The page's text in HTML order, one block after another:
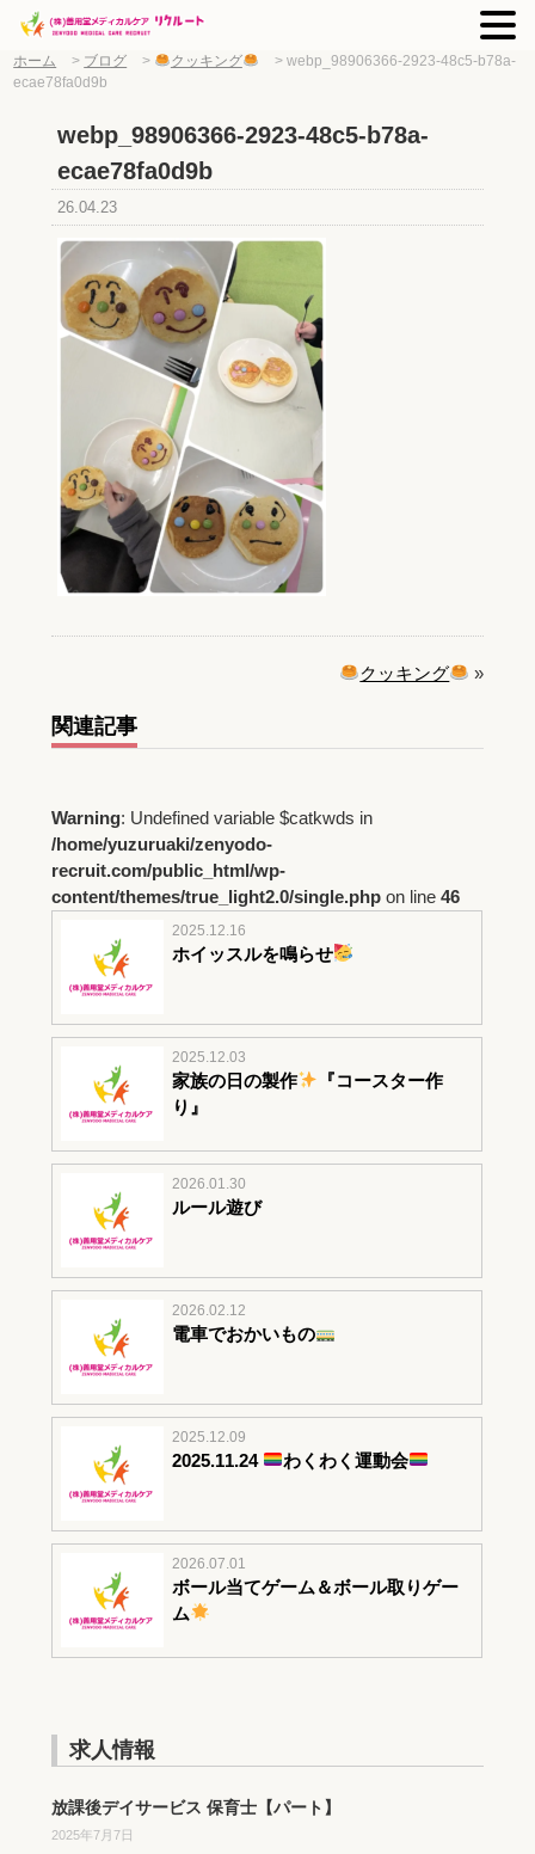
ホーム > ブログ > クッキング > webp_98906366-2923-48c5-b78a-
ecae78fa0d9b
webp_98906366-2923-48c5-b78a-
ecae78fa0d9b
26.04.23
クッキング »
関連記事
Warning: Undefined variable $catkwds in
/home/yuzuruaki/zenyodo-
recruit.com/public_html/wp-
content/themes/true_light2.0/single.phpon line 46
2025.12.16
ホイッスルを鳴らせ
2025.12.03
家族の日の製作
『コースター作
り』
2026.01.30
ルール遊び
2026.02.12
電車でおかいもの
2025.12.09
2025.11.24 わくわく運動会
2026.07.01
ボール当てゲーム＆ボール取りゲー
ム
求人情報
放課後デイサービス 保育士【パート】
2025年7月7日